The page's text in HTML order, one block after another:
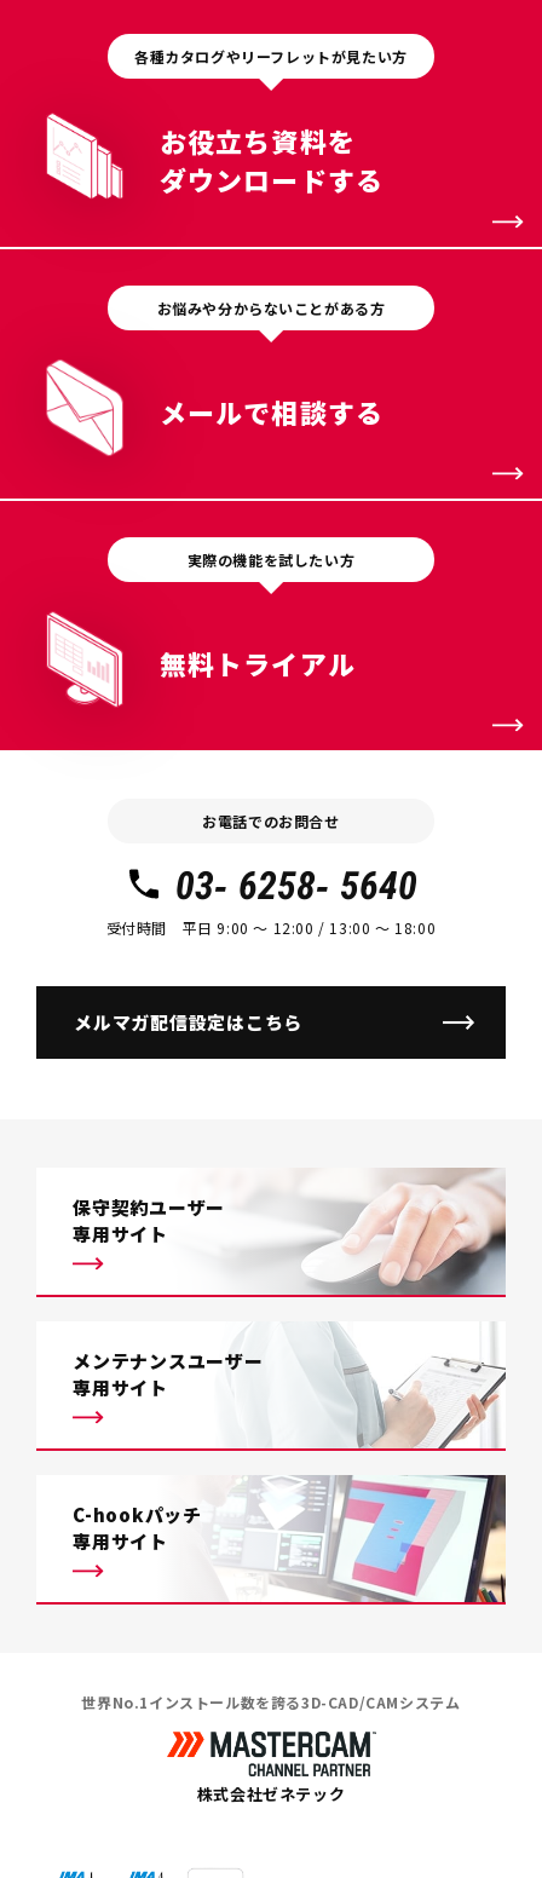
各種カタログやリーフレットが見たい方
お役立ち資料を
ダウンロードする
お悩みや分からないことがある方
メールで相談する
実際の機能を試したい方
無料トライアル
お電話でのお問合せ
03- 6258- 5640
受付時間 平日 9:00 〜 12:00 / 13:00 〜 18:00
メルマガ配信設定はこちら
保守契約ユーザー
専用サイト
メンテナンスユーザー
専用サイト
C-hookパッチ
専用サイト
世界No.1インストール数を誇る3D-CAD/CAMシステム
株式会社ゼネテック